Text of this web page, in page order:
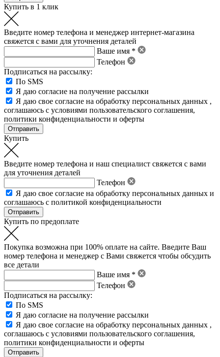
Купить в 1 клик
Введите номер телефона и менеджер интернет-магазина
свяжется с вами для уточнения деталей
Ваше имя *
Телефон
Подписаться на рассылку:
По SMS
Я даю согласие на получение рассылки
Я даю свое согласие на обработку персональных данных ,
соглашаюсь с условиями пользовательского соглашения,
политики конфиденциальности и оферты
Купить
Введите номер телефона и наш специалист свяжется с вами
для уточнения деталей
Телефон
Я даю свое согласие на обработку персональных данных и
соглашаюсь с политикой конфиденциальности
Купить по предоплате
Покупка возможна при 100% оплате на сайте. Введите Ваш
номер телефона и менеджер с Вами свяжется чтобы обсудить
все детали
Ваше имя *
Телефон
Подписаться на рассылку:
По SMS
Я даю согласие на получение рассылки
Я даю свое согласие на обработку персональных данных ,
соглашаюсь с условиями пользовательского соглашения,
политики конфиденциальности и оферты